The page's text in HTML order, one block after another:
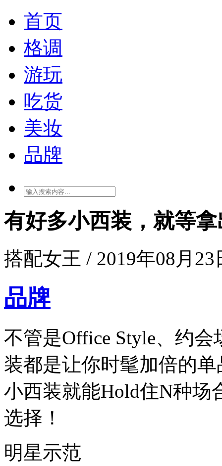
首页
格调
游玩
吃货
美妆
品牌
有好多小西装，就等
搭配女王 / 2019年08月23
品牌
不管是Office Style、约
装都是让你时髦加倍的
小西装就能Hold住N种场
选择！
明星示范